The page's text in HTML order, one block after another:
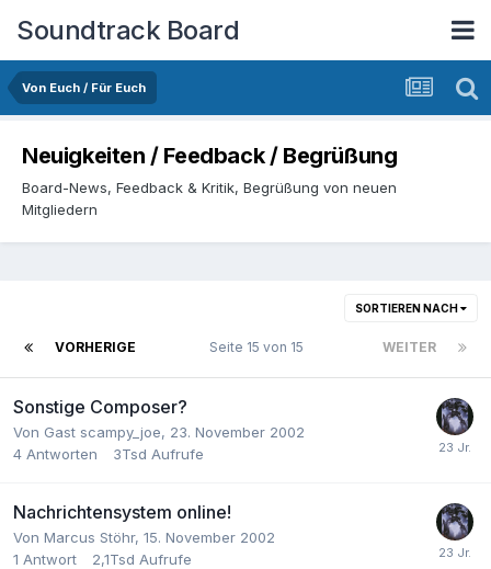
Soundtrack Board
Von Euch / Für Euch
Neuigkeiten / Feedback / Begrüßung
Board-News, Feedback & Kritik, Begrüßung von neuen
Mitgliedern
SORTIEREN NACH
VORHERIGE WEITER
Seite 15 von 15
Sonstige Composer?
Von Gast scampy_joe, 23. November 2002
4 Antworten 3Tsd Aufrufe
Nachrichtensystem online!
Von Marcus Stöhr, 15. November 2002
1 Antwort 2,1Tsd Aufrufe